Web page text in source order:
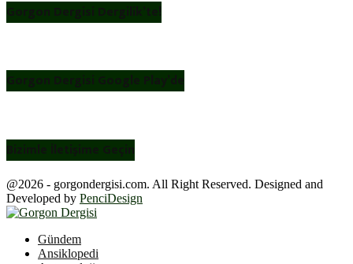
Gorgon Dergisi Dergilik’te!
Gorgon Dergisi Google Play’de
Bizimle İletişime Geçin
@2026 - gorgondergisi.com. All Right Reserved. Designed and
Developed by PenciDesign
Gündem
Ansiklopedi